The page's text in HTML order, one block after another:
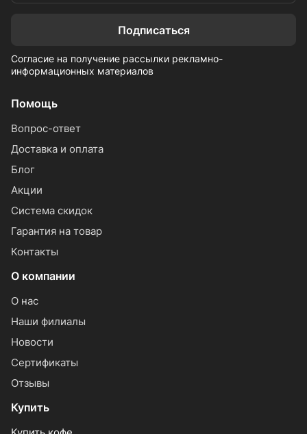
Подписаться
Согласие на получение рассылки рекламно-
информационных материалов
Помощь
Вопрос-ответ
Доставка и оплата
Блог
Акции
Система скидок
Гарантия на товар
Контакты
О компании
О нас
Наши филиалы
Новости
Сертификаты
Отзывы
Купить